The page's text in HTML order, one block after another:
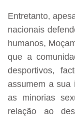
Entretanto,
nacionais
humanos,
que a
desportivos,
assumem a sua
as minorias
relação ao